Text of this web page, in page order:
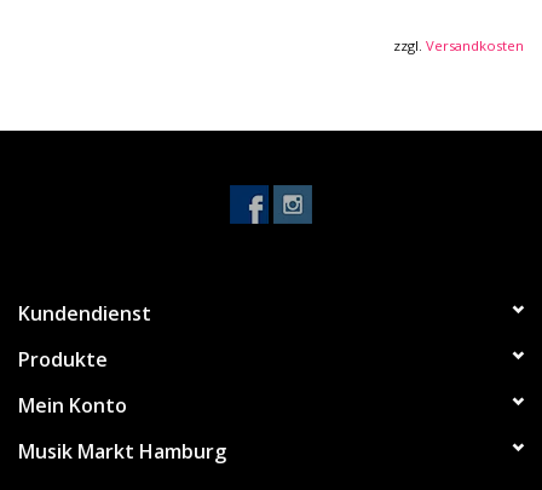
zzgl. Versandkosten
Kundendienst
Produkte
Mein Konto
Musik Markt Hamburg